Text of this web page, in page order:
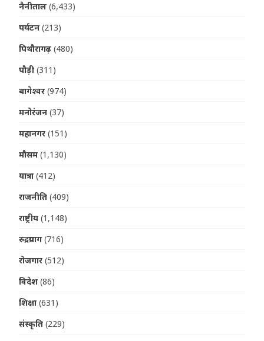
नैनीताल (6,433)
पर्यटन (213)
पिथौरागढ़ (480)
पौड़ी (311)
बागेश्वर (974)
मनोरंजन (37)
महानगर (151)
मौसम (1,130)
यात्रा (412)
राजनीति (409)
राष्ट्रीय (1,148)
रुद्रप्रयाग (716)
रोजगार (512)
विदेश (86)
शिक्षा (631)
संस्कृति (229)